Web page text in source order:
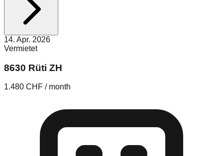
14. Apr. 2026
Vermietet
8630 Rüti ZH
1.480 CHF / month